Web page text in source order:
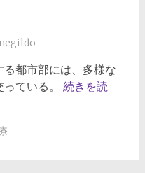
都市部には、多様な
ている。 続きを読